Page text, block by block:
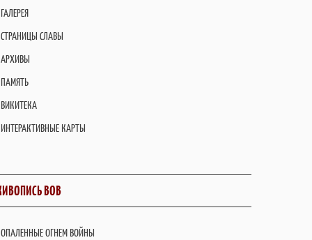
ГАЛЕРЕЯ
СТРАНИЦЫ СЛАВЫ
АРХИВЫ
ПАМЯТЬ
ВИКИТЕКА
ИНТЕРАКТИВНЫЕ КАРТЫ
ВОВ
ОПАЛЕННЫЕ ОГНЕМ ВОЙНЫ